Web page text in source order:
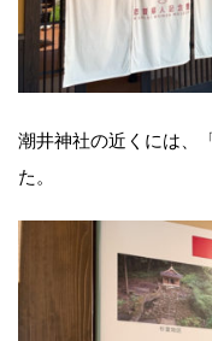
潮井神社の近くには、
た。